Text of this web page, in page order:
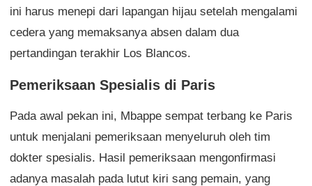
ini harus menepi dari lapangan hijau setelah mengalami
cedera yang memaksanya absen dalam dua
pertandingan terakhir Los Blancos.
Pemeriksaan Spesialis di Paris
Pada awal pekan ini, Mbappe sempat terbang ke Paris
untuk menjalani pemeriksaan menyeluruh oleh tim
dokter spesialis. Hasil pemeriksaan mengonfirmasi
adanya masalah pada lutut kiri sang pemain, yang